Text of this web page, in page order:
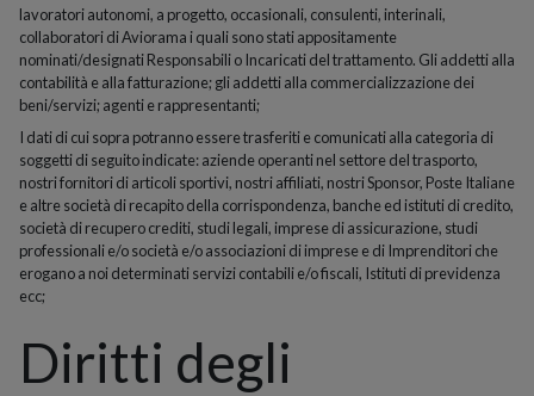
lavoratori autonomi, a progetto, occasionali, consulenti, interinali,
collaboratori di Aviorama i quali sono stati appositamente
nominati/designati Responsabili o Incaricati del trattamento. Gli addetti alla
contabilità e alla fatturazione; gli addetti alla commercializzazione dei
beni/servizi; agenti e rappresentanti;
I dati di cui sopra potranno essere trasferiti e comunicati alla categoria di
soggetti di seguito indicate: aziende operanti nel settore del trasporto,
nostri fornitori di articoli sportivi, nostri affiliati, nostri Sponsor, Poste Italiane
e altre società di recapito della corrispondenza, banche ed istituti di credito,
società di recupero crediti, studi legali, imprese di assicurazione, studi
professionali e/o società e/o associazioni di imprese e di Imprenditori che
erogano a noi determinati servizi contabili e/o fiscali, Istituti di previdenza
ecc;
Diritti degli